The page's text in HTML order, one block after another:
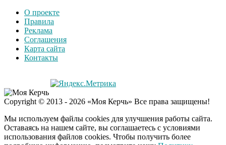
О проекте
Правила
Реклама
Соглашения
Карта сайта
Контакты
Copyright © 2013 - 2026 «Моя Керчь» Все права защищены!
Мы используем файлы cookies для улучшения работы сайта.
Оставаясь на нашем сайте, вы соглашаетесь с условиями
использования файлов cookies. Чтобы получить более